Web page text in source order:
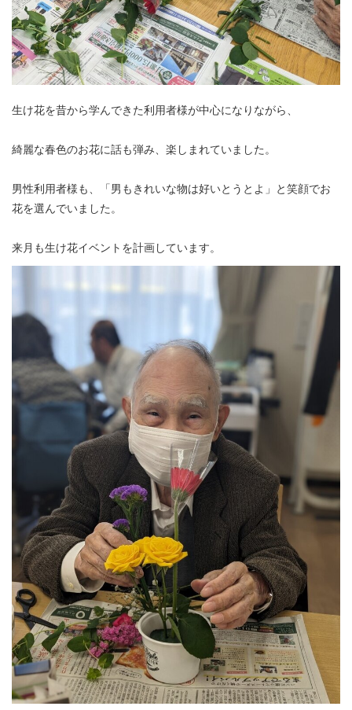
生け花を昔から学んできた利用者様が中心になりながら、
綺麗な春色のお花に話も弾み、楽しまれていました。
男性利用者様も、「男もきれいな物は好いとうとよ」と笑顔でお
花を選んでいました。
来月も生け花イベントを計画しています。